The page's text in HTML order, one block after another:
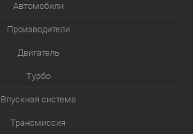
Автомобили
Производители
Двигатель
Турбо
Впускная система
Трансмиссия